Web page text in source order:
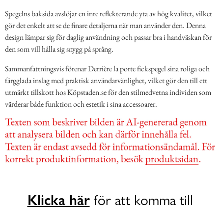
Spegelns baksida avslöjar en inre reflekterande yta av hög kvalitet, vilket
gör det enkelt att se de finare detaljerna när man använder den. Denna
design lämpar sig för daglig användning och passar bra i handväskan för
den som vill hålla sig snygg på språng.
Sammanfattningsvis förenar Derrière la porte fickspegel sina roliga och
färgglada inslag med praktisk användarvänlighet, vilket gör den till ett
utmärkt tillskott hos Köpstaden.se för den stilmedvetna individen som
värderar både funktion och estetik i sina accessoarer.
Klicka härför att komma till